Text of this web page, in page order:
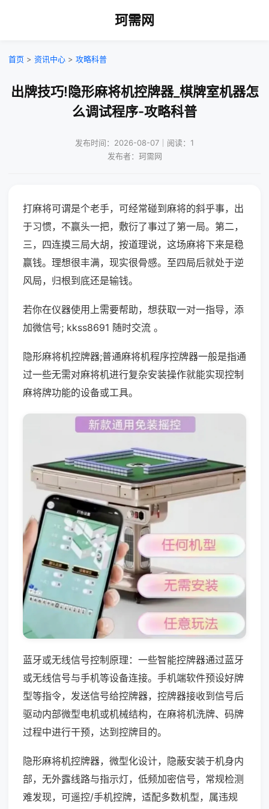
珂需网
首页 > 资讯中心 > 攻略科普
出牌技巧!隐形麻将机控牌器_棋牌室机器怎
么调试程序-攻略科普
发布时间：2026-08-07｜阅读：1
发布者：珂需网
打麻将可谓是个老手，可经常碰到麻将的斜乎事，出
于习惯，不赢头一把，敷衍了事过了第一局。第二，
三，四连摸三局大胡，按道理说，这场麻将下来是稳
赢钱。理想很丰满，现实很骨感。至四局后就处于逆
风局，归根到底还是输钱。
若你在仪器使用上需要帮助，想获取一对一指导，添
加微信号; kkss8691 随时交流 。
隐形麻将机控牌器;普通麻将机程序控牌器一般是指通
过一些无需对麻将机进行复杂安装操作就能实现控制
麻将牌功能的设备或工具。
蓝牙或无线信号控制原理：一些智能控牌器通过蓝牙
或无线信号与手机等设备连接。手机端软件预设好牌
型等指令，发送信号给控牌器，控牌器接收到信号后
驱动内部微型电机或机械结构，在麻将机洗牌、码牌
过程中进行干预，达到控牌目的。
隐形麻将机控牌器，微型化设计，隐蔽安装于机身内
部，无外露线路与指示灯，低频加密信号，常规检测
难发现，可遥控/手机控牌，适配多数机型，属违规